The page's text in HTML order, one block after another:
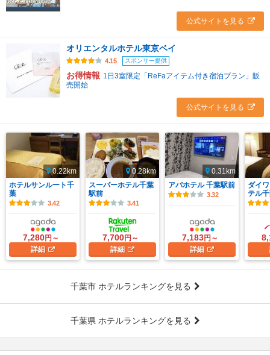
公式サイトを見る
オリエンタルホテル東京ベイ
4.15 スポンサー提供
お得情報 1日3室限定「ReFaアイテム付き宿泊プラン」販
売開始
公式サイトを見る
0.22km
ホテルサンルート千
葉
3.42
7,280円～
詳細
0.28km
スーパーホテル千葉
駅前
3.41
7,700円～
詳細
0.31km
アパホテル 千葉駅前
3.32
7,183円～
詳細
ダイ
テル
千葉市 ホテルランキングを見る
千葉県 ホテルランキングを見る